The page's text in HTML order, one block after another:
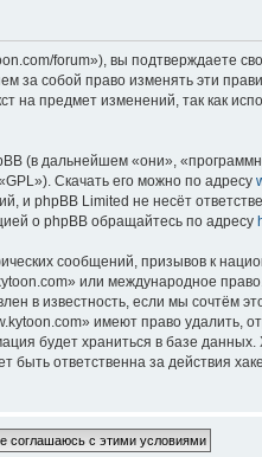
forum»), вы подтверждаете
за собой право изменять эти
на предмет изменений, так как
(в дальнейшем «они»,
Скачать его можно по адресу
и phpBB Limited не несёт
о phpBB обращайтесь по адресу
сообщений, призывов к
или международное
в известность, если мы сочтём
имеют право удалить,
будет храниться в базе
ответственна за действия